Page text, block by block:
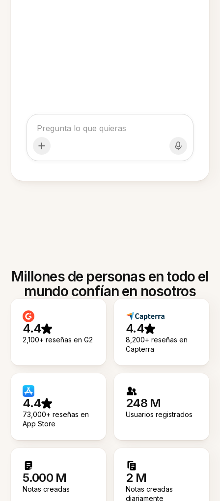
Millones de personas en todo el
mundo confían en nosotros
4.4
2,100+ reseñas en G2
4.4
8,200+ reseñas en
Capterra
4.4
73,000+ reseñas en
App Store
248 M
Usuarios registrados
5.000 M
Notas creadas
2 M
Notas creadas
diariamente